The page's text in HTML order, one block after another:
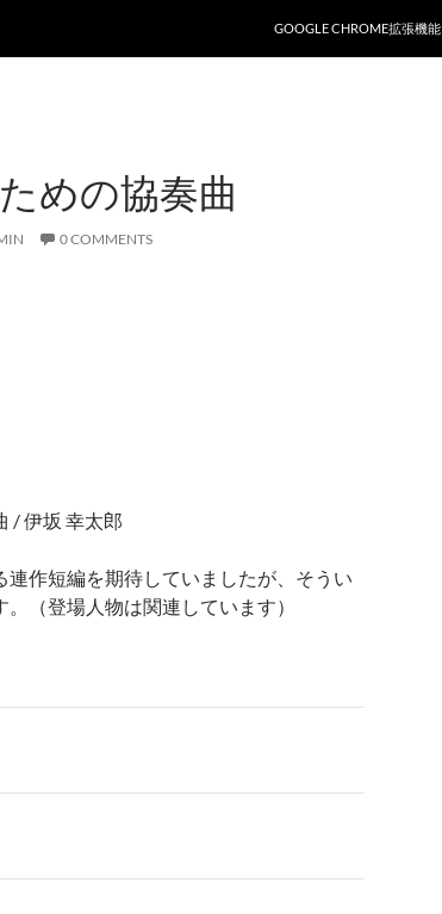
GOOGLE CHROME拡張機能
めの協奏曲
0 COMMENTS
/ 伊坂 幸太郎
連作短編を期待していましたが、そうい
（登場人物は関連しています）